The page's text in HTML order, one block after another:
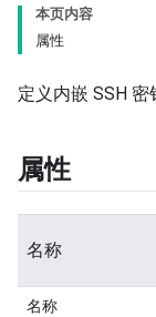
本页内容
属性
定义内嵌 SSH 密
属性
名称
名称